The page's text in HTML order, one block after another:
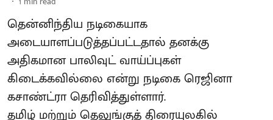
தென்னிந்திய நடிகையாக
அடையாளப்படுத்தப்பட்டதால் தனக்கு
அதிகமான பாலிவுட் வாய்ப்புகள்
கிடைக்கவில்லை என்று நடிகை ரெஜினா
கசாண்ட்ரா தெரிவித்துள்ளார்.
தமிழ் மற்றும் தெலுங்குத் திரையுலகில்